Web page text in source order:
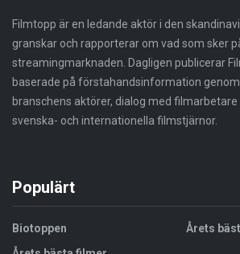
Filmtopp är en ledande aktör i den
granskar och rapporterar om vad som sker
streamingmarknaden. Dagligen publicerar
baserade på förstahandsinformation
branschens aktörer, dialog med
svenska- och internationella filmstjärnor.
Populärt
Biotoppen
Årets